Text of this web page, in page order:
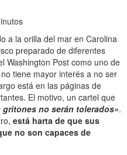
a la orilla del mar en Carolina
preparado de diferentes
Washington Post como uno de
tiene mayor interés a no ser
está en las páginas de
El motivo, un cartel que
no serán tolerados».
está harta de que sus
no son capaces de